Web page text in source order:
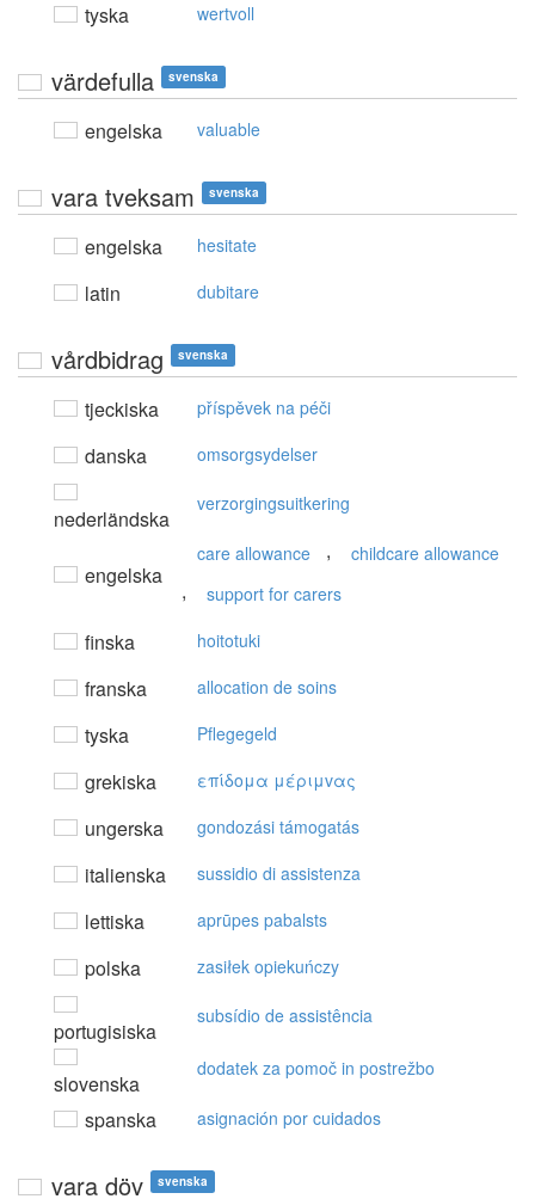
tyska wertvoll
värdefulla svenska
engelska valuable
vara tveksam svenska
engelska hesitate
latin dubitare
vårdbidrag svenska
tjeckiska příspěvek na péči
danska omsorgsydelser
nederländska
verzorgingsuitkering
engelska
care allowance , childcare allowance
, support for carers
finska hoitotuki
franska allocation de soins
tyska Pflegegeld
grekiska επίδoμα μέριμvας
ungerska gondozási támogatás
italienska sussidio di assistenza
lettiska aprūpes pabalsts
polska zasiłek opiekuńczy
portugisiska
subsídio de assistência
slovenska
dodatek za pomoč in postrežbo
spanska asignación por cuidados
vara döv svenska